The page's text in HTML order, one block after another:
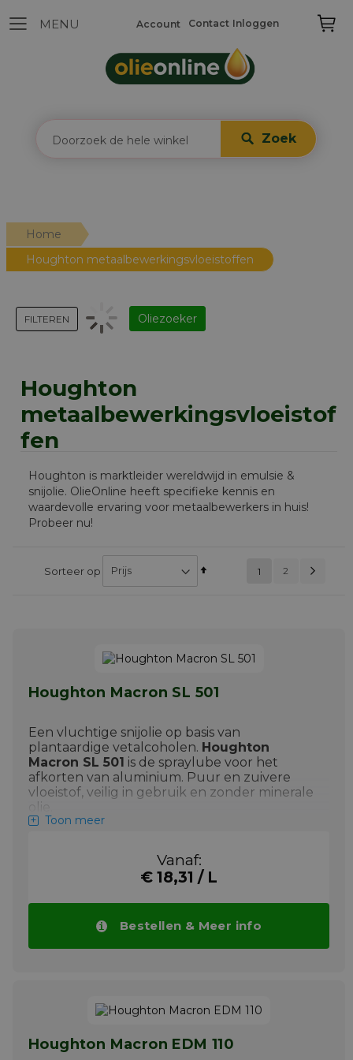
Zoek
Contact Inloggen
Account
Home
Houghton metaalbewerkingsvloeistoffen
Houghton
metaalbewerkingsvloeistof
fen
Houghton is marktleider wereldwijd in emulsie &
snijolie. OlieOnline heeft specifieke kennis en
waardevolle ervaring voor metaalbewerkers in huis!
Probeer nu!
Sorteer op
Van
U lees momenteel
1 2
Houghton Macron SL 501
Een vluchtige snijolie op basis van
plantaardige vetalcoholen. Houghton
Macron SL 501 is de spraylube voor het
afkorten van aluminium. Puur en zuivere
vloeistof, veilig in gebruik en zonder minerale
olie.
Eigenschappen van Houghton Macron SL
Lange standtijd en verbeterde
oppervlakteafwerking van de bewerkte
Uitstekende oxidatiestabiliteit
Vrij van zware metalen (zinkvrij)
Geen aromatische componenten
Toon meer
Vanaf:
€ 18,31 / L
Bestellen & Meer info
Houghton Macron EDM 110
FILTEREN Oliezoeker